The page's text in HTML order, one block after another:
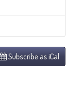
Subscribe as iCal